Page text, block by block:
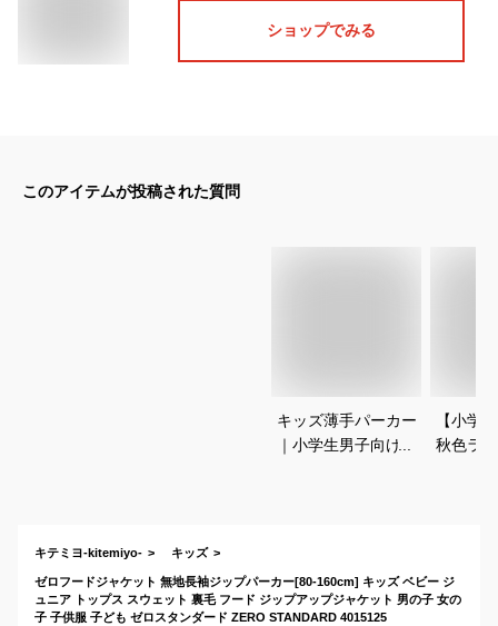
ショップでみる
このアイテムが投稿された質問
キッズ薄手パーカー
｜小学生男子向けの
【小学
秋色ラ
キテミヨ-kitemiyo- キッズ
ゼロフードジャケット 無地長袖ジップパーカー[80-160cm] キッズ ベビー ジ
ュニア トップス スウェット 裏毛 フード ジップアップジャケット 男の子 女の
子 子供服 子ども ゼロスタンダード ZERO STANDARD 4015125